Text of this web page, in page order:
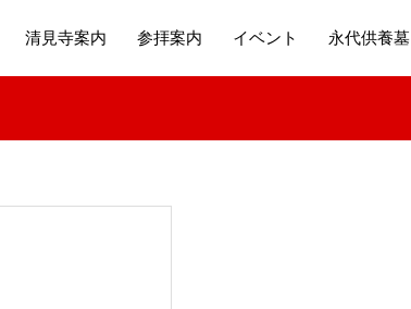
清見寺案内 参拝案内 イベント 永代供養墓